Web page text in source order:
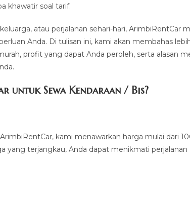
khawatir soal tarif.
atau perjalanan sehari-hari, ArimbiRentCar
Anda. Di tulisan ini, kami akan membahas
profit yang dapat Anda peroleh, serta alasan
untuk Sewa Kendaraan / Bis?
kami menawarkan harga mulai dari
yang terjangkau, Anda dapat menikmati